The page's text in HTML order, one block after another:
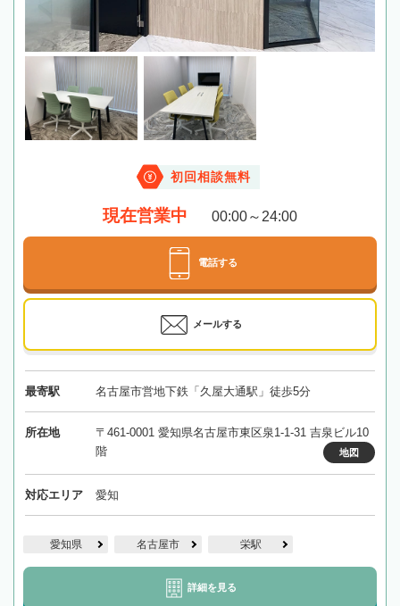
初回相談無料
現在営業中 00:00～24:00
電話する
メールする
最寄駅 名古屋市営地下鉄「久屋大通駅」徒歩5分
所在地
〒461-0001 愛知県名古屋市東区泉1-1-31 吉泉ビル10
階
地図
対応エリア 愛知
愛知県 名古屋市 栄駅
詳細を見る